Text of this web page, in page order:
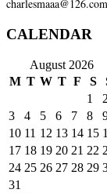
charlesmaaa@126.com
CALENDAR
August 2026
M T W T F S
1
2
3
4 5 6 7 8
10 11 12 13 14 15
17 18 19 20 21 22
24 25 26 27 28 29
31